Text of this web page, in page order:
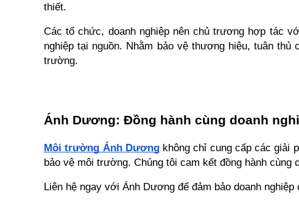
thiết.
Các tổ chức, doanh nghiệp nên chủ trương hợp tác
nghiệp tại nguồn. Nhằm bảo vệ thương hiệu, tuân
trường.
Ánh Dương: Đồng hành cùng doanh
Môi trường Ánh Dương không chỉ cung cấp các giải
bảo vệ môi trường. Chúng tôi cam kết đồng hành
Liên hệ ngay với Ánh Dương để đảm bảo doanh